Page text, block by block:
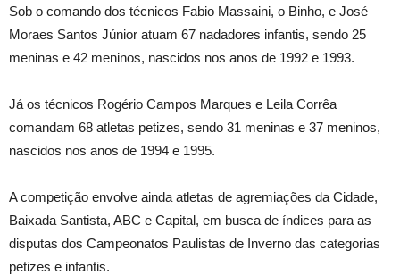
Sob o comando dos técnicos Fabio Massaini, o Binho, e José
Moraes Santos Júnior atuam 67 nadadores infantis, sendo 25
meninas e 42 meninos, nascidos nos anos de 1992 e 1993.
Já os técnicos Rogério Campos Marques e Leila Corrêa
comandam 68 atletas petizes, sendo 31 meninas e 37 meninos,
nascidos nos anos de 1994 e 1995.
A competição envolve ainda atletas de agremiações da Cidade,
Baixada Santista, ABC e Capital, em busca de índices para as
disputas dos Campeonatos Paulistas de Inverno das categorias
petizes e infantis.